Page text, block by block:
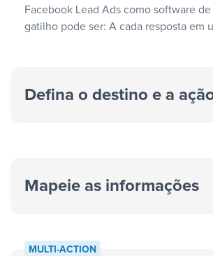
Facebook Lead Ads como software
gatilho pode ser: A cada resposta em
Defina o destino e a
Mapeie as informações
MULTI-ACTION